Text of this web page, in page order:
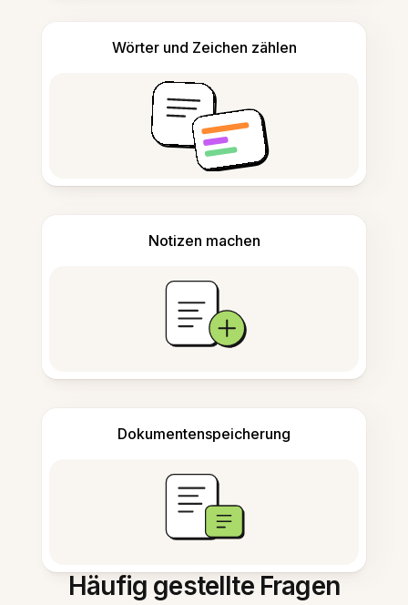
Wörter und Zeichen zählen
Notizen machen
Dokumentenspeicherung
Häufig gestellte Fragen